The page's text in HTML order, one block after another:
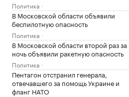
Политика
В Московской области объявили
беспилотную опасность
Политика
В Московской области второй раз за
ночь объявили ракетную опасность
Политика
Пентагон отстранил генерала,
отвечавшего за помощь Украине и
фланг НАТО